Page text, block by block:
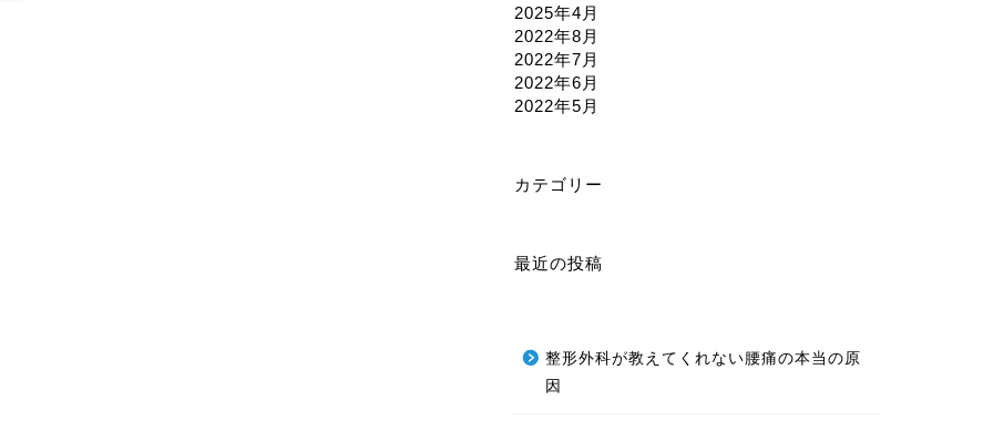
2025年4月
2022年8月
2022年7月
2022年6月
2022年5月
カテゴリー
最近の投稿
整形外科が教えてくれない腰痛の本当の原
因